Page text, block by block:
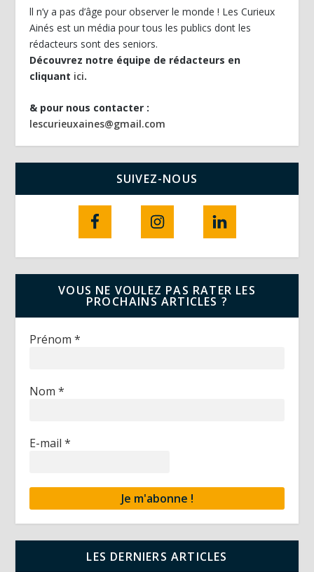
ll n’y a pas d’âge pour observer le monde ! Les Curieux
Ainés est un média pour tous les publics dont les
rédacteurs sont des seniors.
Découvrez notre équipe de rédacteurs en
cliquant ici.
& pour nous contacter :
lescurieuxaines@gmail.com
SUIVEZ-NOUS
VOUS NE VOULEZ PAS RATER LES
PROCHAINS ARTICLES ?
Prénom*
Nom*
E-mail*
LES DERNIERS ARTICLES